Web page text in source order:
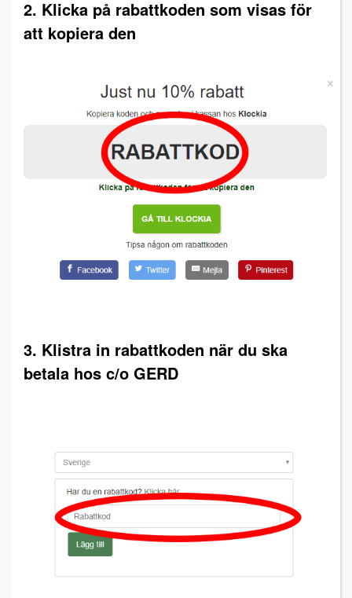
2. Klicka på rabattkoden som visas för
att kopiera den
3. Klistra in rabattkoden när du ska
betala hos c/o GERD